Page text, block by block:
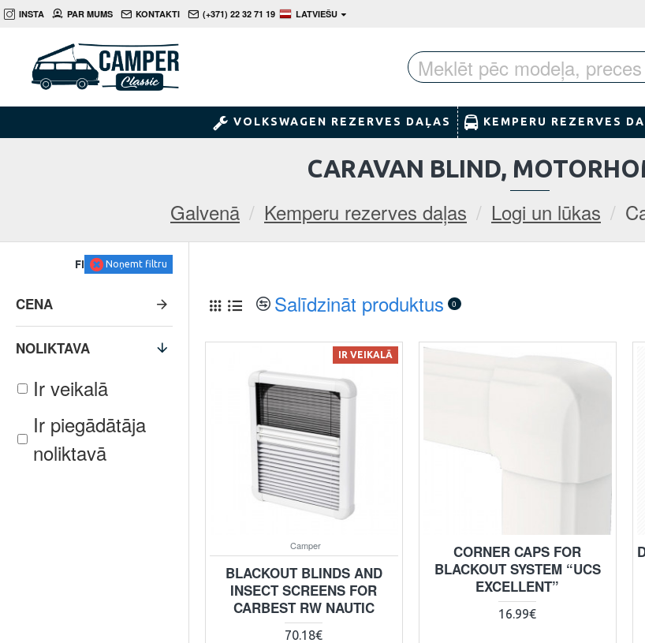
INSTA PAR MUMS KONTAKTI (+371) 22 32 71 19 LATVIEŠU
VOLKSWAGEN REZERVES DAĻAS KEMPERU REZERVES
Galvenā Kemperu rezerves daļas Logi un lūkas
CARAVAN BLIND,
FILTRSNoņemt filtru
CENA
NOLIKTAVA
Ir veikalā
Ir piegādātāja
noliktavā
Salīdzināt produktus 0
IR VEIKALĀ
Camper
BLACKOUT BLINDS AND
INSECT SCREENS FOR
CARBEST RW NAUTIC
70.18€
CORNER CAPS FOR
BLACKOUT SYSTEM “UCS
EXCELLENT”
16.99€